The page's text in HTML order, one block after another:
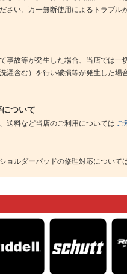
さい。万一無断使用によるトラブル
事故等が発生した場合、当店では一
濯含む）を行い破損等が発生した
ついて
送料など当店のご利用については ご
ョルダーパッドの修理対応について